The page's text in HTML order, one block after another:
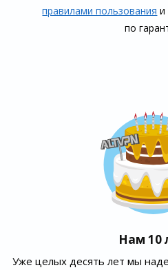
правилами пользования и
по
Нам 10
Уже целых десять лет мы